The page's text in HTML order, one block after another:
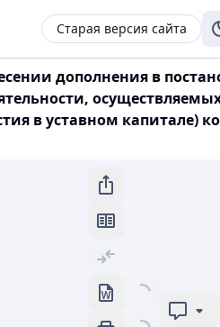
Старая версия сайта
дополнения в
в уставном капитале)